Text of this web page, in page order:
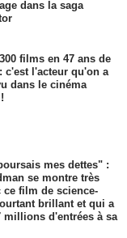
dans la saga
films en 47 ans de
c'est l'acteur qu'on a
dans le cinéma
mes dettes" :
se montre très
ce film de science-
brillant et qui a
millions d'entrées à sa